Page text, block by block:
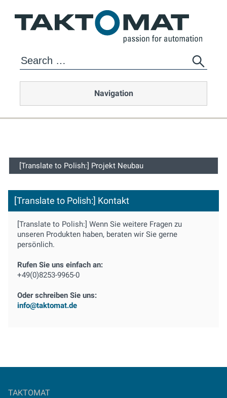
Navigation
[Translate to Polish:] Projekt Neubau
[Translate to Polish:] Kontakt
[Translate to Polish:] Wenn Sie weitere Fragen zu
unseren Produkten haben, beraten wir Sie gerne
persönlich.
Rufen Sie uns einfach an:
+49(0)8253-9965-0
Oder schreiben Sie uns:
info@taktomat.de
TAKTOMAT